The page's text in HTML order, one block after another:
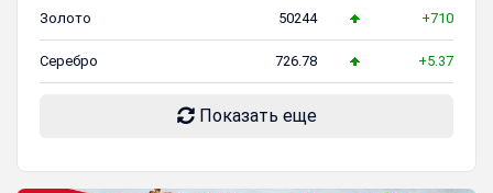
Золото 50244 +710
Серебро 726.78 +5.37
Показать еще